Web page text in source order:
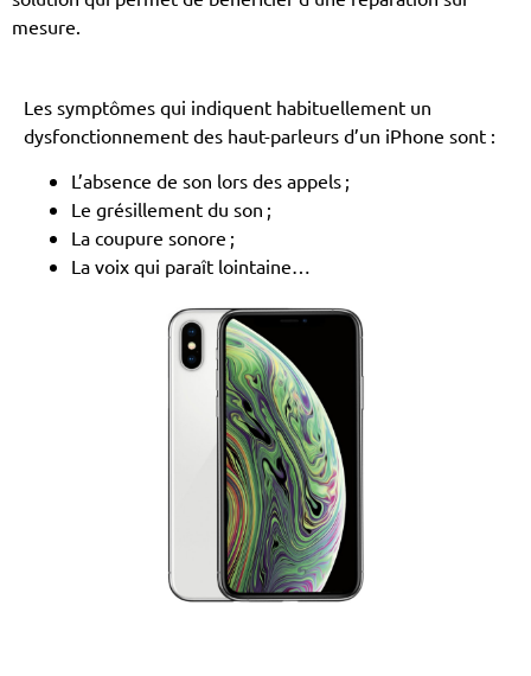
mesure.
Les symptômes qui indiquent habituellement un
dysfonctionnement des haut-parleurs d’un iPhone sont :
L’absence de son lors des appels ;
Le grésillement du son ;
La coupure sonore ;
La voix qui paraît lointaine…